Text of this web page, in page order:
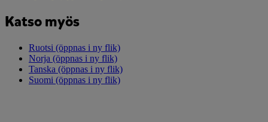
Katso myös
Ruotsi (öppnas i ny flik)
Norja (öppnas i ny flik)
Tanska (öppnas i ny flik)
Suomi (öppnas i ny flik)